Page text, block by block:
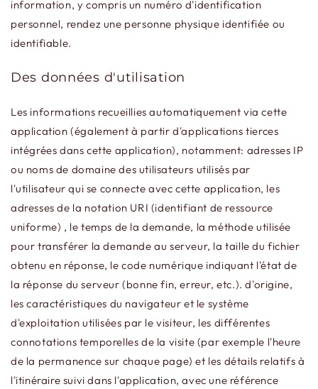
information, y compris un numéro d'identification
personnel, rendez une personne physique identifiée ou
identifiable.
Des données d'utilisation
Les informations recueillies automatiquement via cette
application (également à partir d'applications tierces
intégrées dans cette application), notamment: adresses IP
ou noms de domaine des utilisateurs utilisés par
l'utilisateur qui se connecte avec cette application, les
adresses de la notation URI (identifiant de ressource
uniforme) , le temps de la demande, la méthode utilisée
pour transférer la demande au serveur, la taille du fichier
obtenu en réponse, le code numérique indiquant l'état de
la réponse du serveur (bonne fin, erreur, etc.). d'origine,
les caractéristiques du navigateur et le système
d'exploitation utilisées par le visiteur, les différentes
connotations temporelles de la visite (par exemple l'heure
de la permanence sur chaque page) et les détails relatifs à
l'itinéraire suivi dans l'application, avec une référence